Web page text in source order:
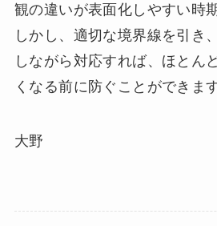
観の違いが表面化しやすい時
しかし、適切な境界線を引き
しながら対応すれば、ほとん
くなる前に防ぐことができます
大野